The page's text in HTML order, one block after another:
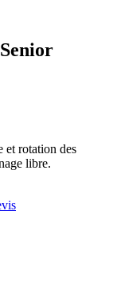
et rotation des
libre.